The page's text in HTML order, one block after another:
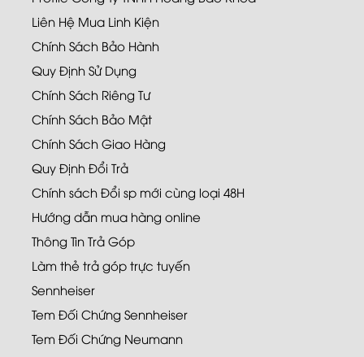
Liên Hệ Mua Linh Kiện
Chính Sách Bảo Hành
Quy Định Sử Dụng
Chính Sách Riêng Tư
Chính Sách Bảo Mật
Chính Sách Giao Hàng
Quy Định Đổi Trả
Chính sách Đổi sp mới cùng loại 48H
Hướng dẫn mua hàng online
Thông Tin Trả Góp
Làm thẻ trả góp trực tuyến
Sennheiser
Tem Đối Chứng Sennheiser
Tem Đối Chứng Neumann